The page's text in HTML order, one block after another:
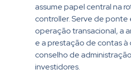
assume papel central na
controller. Serve de ponte
operação transacional, a
e a prestação de contas à
conselho de
investidores.